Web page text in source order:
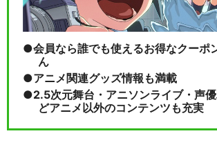
会員なら誰でも使えるお得なクーポ
ん
アニメ関連グッズ情報も満載
2.5次元舞台・アニソンライブ・声
どアニメ以外のコンテンツも充実